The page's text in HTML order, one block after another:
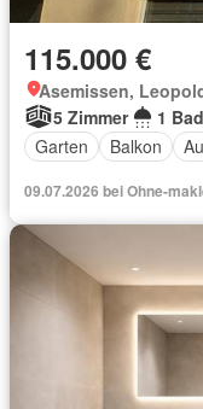
115.000 €
Asemissen,
5 Zimmer
1
Garten
Balkon
09.07.2026 bei Ohne-